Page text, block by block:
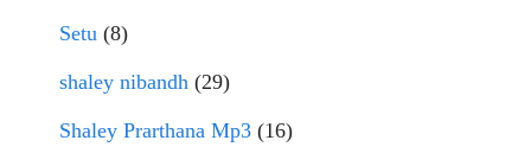
Setu (8)
shaley nibandh (29)
Shaley Prarthana Mp3 (16)